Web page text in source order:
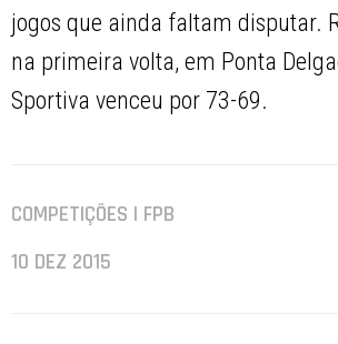
jogos que ainda faltam disputar.
na primeira volta, em Ponta
Sportiva venceu por 73-69.
COMPETIÇÕES | FPB
10 DEZ 2015